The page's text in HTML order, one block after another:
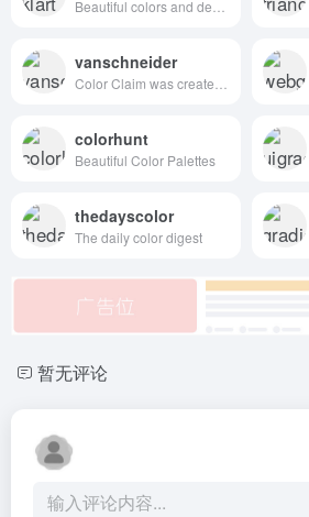
vanschneider
colorhunt
Beautiful Color Palettes
thedayscolor
The daily color digest
暂无评论